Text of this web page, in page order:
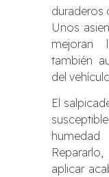
duraderos
Unos
mejoran
también
del
El
aplicar